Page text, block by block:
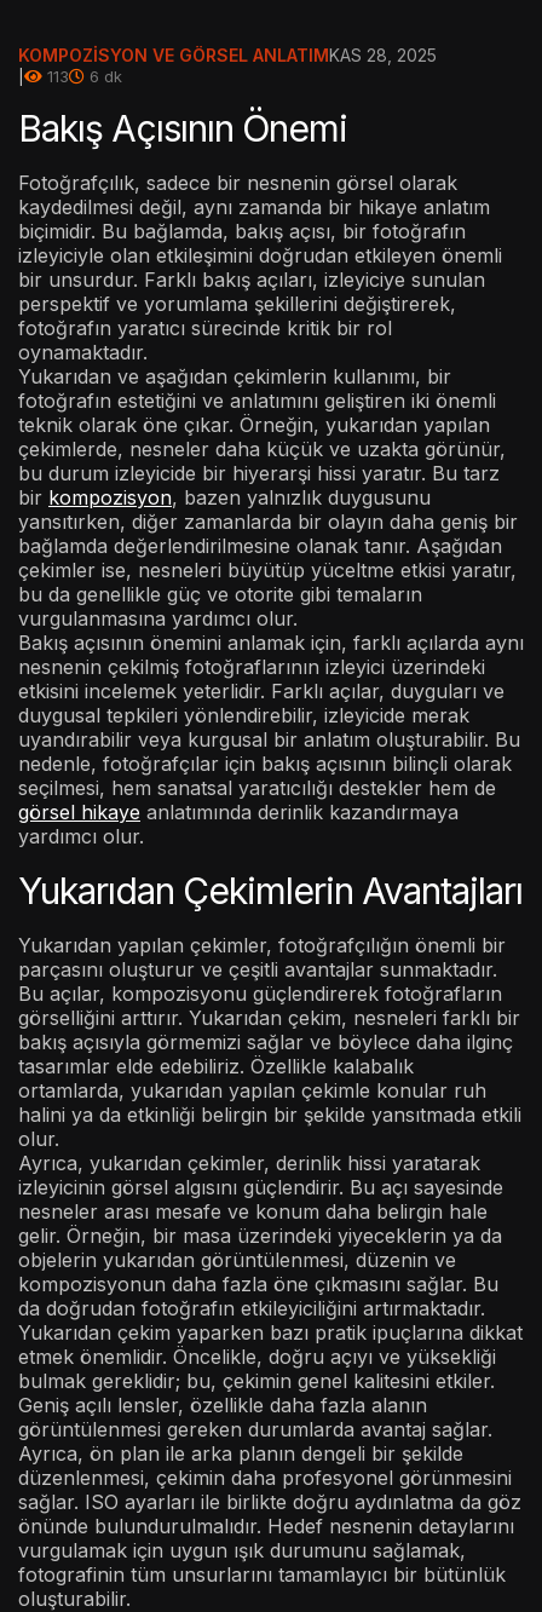
KOMPOZISYON VE GÖRSEL ANLATIMKAS 28, 2025
113 6 dk
Bakış Açısının Önemi
Fotoğrafçılık, sadece bir nesnenin görsel olarak
kaydedilmesi değil, aynı zamanda bir hikaye anlatım
biçimidir. Bu bağlamda, bakış açısı, bir fotoğrafın
izleyiciyle olan etkileşimini doğrudan etkileyen önemli
bir unsurdur. Farklı bakış açıları, izleyiciye sunulan
perspektif ve yorumlama şekillerini değiştirerek,
fotoğrafın yaratıcı sürecinde kritik bir rol
oynamaktadır.
Yukarıdan ve aşağıdan çekimlerin kullanımı, bir
fotoğrafın estetiğini ve anlatımını geliştiren iki önemli
teknik olarak öne çıkar. Örneğin, yukarıdan yapılan
çekimlerde, nesneler daha küçük ve uzakta görünür,
bu durum izleyicide bir hiyerarşi hissi yaratır. Bu tarz
bir kompozisyon, bazen yalnızlık duygusunu
yansıtırken, diğer zamanlarda bir olayın daha geniş bir
bağlamda değerlendirilmesine olanak tanır. Aşağıdan
çekimler ise, nesneleri büyütüp yüceltme etkisi yaratır,
bu da genellikle güç ve otorite gibi temaların
vurgulanmasına yardımcı olur.
Bakış açısının önemini anlamak için, farklı açılarda aynı
nesnenin çekilmiş fotoğraflarının izleyici üzerindeki
etkisini incelemek yeterlidir. Farklı açılar, duyguları ve
duygusal tepkileri yönlendirebilir, izleyicide merak
uyandırabilir veya kurgusal bir anlatım oluşturabilir. Bu
nedenle, fotoğrafçılar için bakış açısının bilinçli olarak
seçilmesi, hem sanatsal yaratıcılığı destekler hem de
görsel hikaye anlatımında derinlik kazandırmaya
yardımcı olur.
Yukarıdan Çekimlerin Avantajları
Yukarıdan yapılan çekimler, fotoğrafçılığın önemli bir
parçasını oluşturur ve çeşitli avantajlar sunmaktadır.
Bu açılar, kompozisyonu güçlendirerek fotoğrafların
görselliğini arttırır. Yukarıdan çekim, nesneleri farklı bir
bakış açısıyla görmemizi sağlar ve böylece daha ilginç
tasarımlar elde edebiliriz. Özellikle kalabalık
ortamlarda, yukarıdan yapılan çekimle konular ruh
halini ya da etkinliği belirgin bir şekilde yansıtmada etkili
olur.
Ayrıca, yukarıdan çekimler, derinlik hissi yaratarak
izleyicinin görsel algısını güçlendirir. Bu açı sayesinde
nesneler arası mesafe ve konum daha belirgin hale
gelir. Örneğin, bir masa üzerindeki yiyeceklerin ya da
objelerin yukarıdan görüntülenmesi, düzenin ve
kompozisyonun daha fazla öne çıkmasını sağlar. Bu
da doğrudan fotoğrafın etkileyiciliğini artırmaktadır.
Yukarıdan çekim yaparken bazı pratik ipuçlarına dikkat
etmek önemlidir. Öncelikle, doğru açıyı ve yüksekliği
bulmak gereklidir; bu, çekimin genel kalitesini etkiler.
Geniş açılı lensler, özellikle daha fazla alanın
görüntülenmesi gereken durumlarda avantaj sağlar.
Ayrıca, ön plan ile arka planın dengeli bir şekilde
düzenlenmesi, çekimin daha profesyonel görünmesini
sağlar. ISO ayarları ile birlikte doğru aydınlatma da göz
önünde bulundurulmalıdır. Hedef nesnenin detaylarını
vurgulamak için uygun ışık durumunu sağlamak,
fotografinin tüm unsurlarını tamamlayıcı bir bütünlük
oluşturabilir.